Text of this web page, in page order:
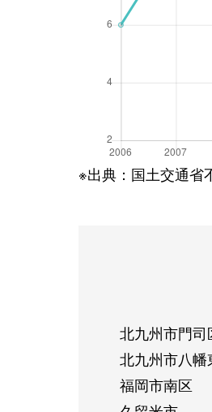
※出典：国土交通省
北九州市門司
北九州市八幡
福岡市南区